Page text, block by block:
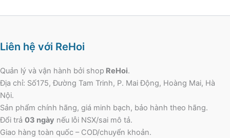
Liên hệ với ReHoi
Quản lý và vận hành bởi shop ReHoi.
Địa chỉ: Số175, Đường Tam Trinh, P. Mai Động, Hoàng Mai, Hà
Nội.
Sản phẩm chính hãng, giá minh bạch, bảo hành theo hãng.
Đổi trả 03 ngày nếu lỗi NSX/sai mô tả.
Giao hàng toàn quốc – COD/chuyển khoản.